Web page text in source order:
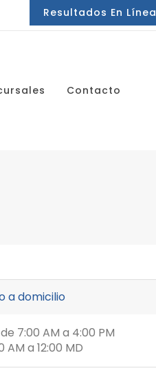
Resultados En Línea
Contacto
a domicilio
7:00 AM a 4:00 PM
a 12:00 MD